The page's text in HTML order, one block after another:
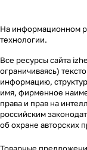
На информационном
технологии.
Все ресурсы сайта
ограничиваясь)
информацию,
имя, фирменное
права и прав на
российским
об охране авторских